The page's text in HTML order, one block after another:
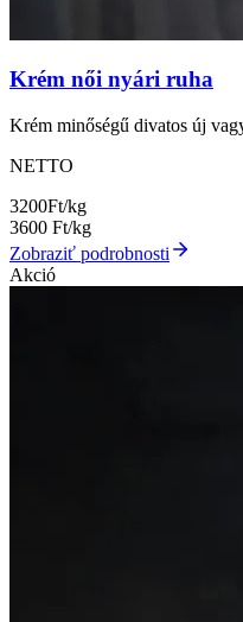
Krém női nyári ruha
Krém minőségű divatos új
NETTO
3200Ft/kg
3600 Ft/kg
Zobraziť podrobnosti
Akció